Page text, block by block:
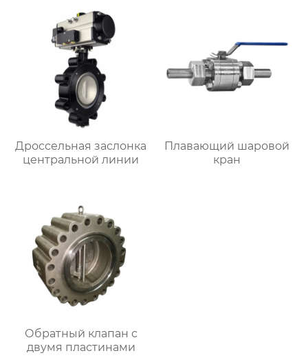
Дроссельная заслонка
центральной линии
Плавающий шаровой
кран
Обратный клапан с
двумя пластинами